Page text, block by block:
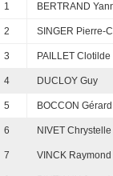
1 BERTRAND
2 SINGER Pierre-
3 PAILLET Clotilde
4 DUCLOY Guy
5 BOCCON Gérard
6 NIVET Chrystelle
7 VINCK Raymond